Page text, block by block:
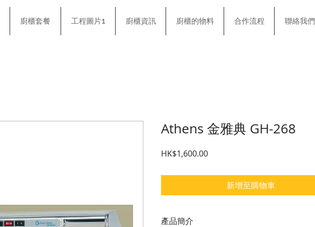
廚櫃套餐 工程圖片1 廚櫃資訊 廚櫃的物料 合作流程 聯絡我們
Athens 金雅典 GH-268
HK$1,600.00價格
新增至購物車
產品簡介